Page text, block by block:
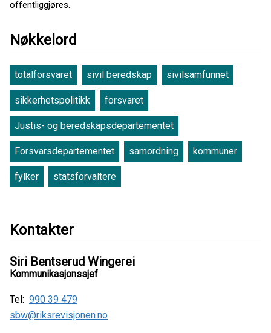
offentliggjøres.
Nøkkelord
totalforsvaret sivil beredskap sivilsamfunnet
sikkerhetspolitikk forsvaret
Justis- og beredskapsdepartementet
Forsvarsdepartementet samordning kommuner
fylker statsforvaltere
Kontakter
Siri Bentserud Wingerei
Kommunikasjonssjef
Tel: 990 39 479
sbw@riksrevisjonen.no